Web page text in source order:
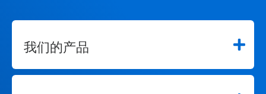
我们的产品